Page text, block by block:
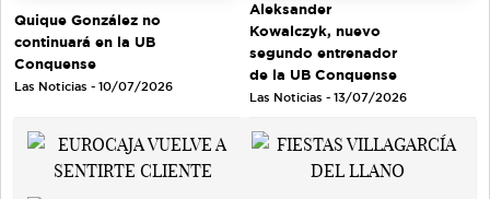
Quique González no
continuará en la UB
Conquense
Las Noticias - 10/07/2026
Aleksander
Kowalczyk, nuevo
segundo entrenador
de la UB Conquense
Las Noticias - 13/07/2026